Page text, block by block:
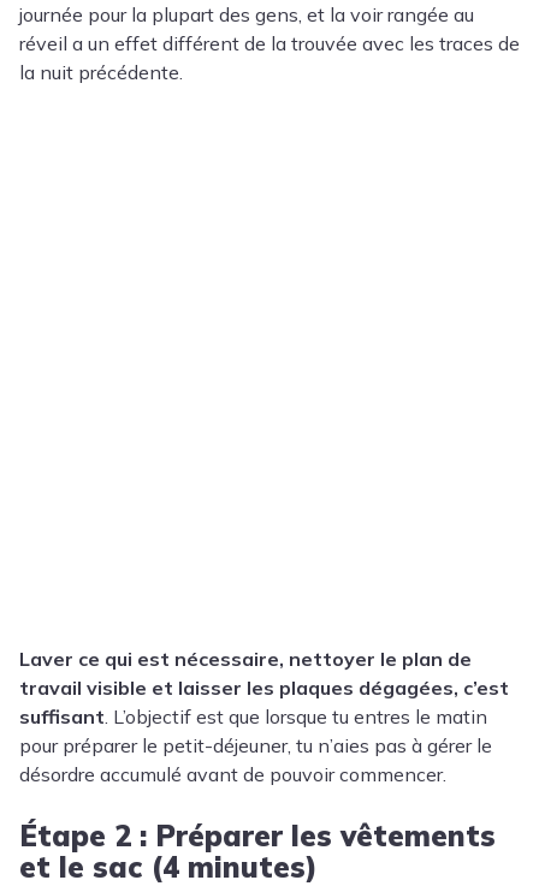
journée pour la plupart des gens, et la voir rangée au
réveil a un effet différent de la trouvée avec les traces de
la nuit précédente.
Laver ce qui est nécessaire, nettoyer le plan de
travail visible et laisser les plaques dégagées, c’est
suffisant. L’objectif est que lorsque tu entres le matin
pour préparer le petit-déjeuner, tu n’aies pas à gérer le
désordre accumulé avant de pouvoir commencer.
Étape 2 : Préparer les vêtements
et le sac (4 minutes)